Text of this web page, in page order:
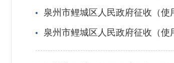
泉州市鲤城区人民政府征收（使
泉州市鲤城区人民政府征收（使